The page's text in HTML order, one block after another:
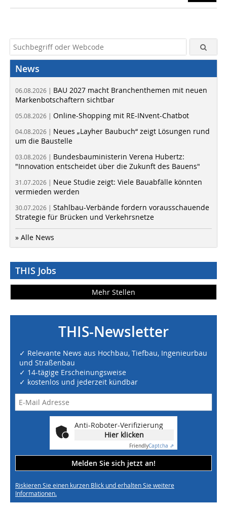
News
06.08.2026 | BAU 2027 macht Branchenthemen mit neuen
Markenbotschaftern sichtbar
05.08.2026 | Online-Shopping mit RE-INvent-Chatbot
04.08.2026 | Neues „Layher Baubuch“ zeigt Lösungen rund
um die Baustelle
03.08.2026 | Bundesbauministerin Verena Hubertz:
"Innovation entscheidet über die Zukunft des Bauens"
31.07.2026 | Neue Studie zeigt: Viele Bauabfälle könnten
vermieden werden
30.07.2026 | Stahlbau-Verbände fordern vorausschauende
Strategie für Brücken und Verkehrsnetze
» Alle News
THIS Jobs
Mehr Stellen
THIS-Newsletter
✓ Relevante News aus Hochbau, Tiefbau, Ingenieurbau
und Straßenbau
✓ 14-tägige Erscheinungsweise
✓ kostenlos und jederzeit kündbar
Anti-Roboter-Verifizierung
Hier klicken
FriendlyCaptcha ⇗
Melden Sie sich jetzt an!
Riskieren Sie einen kurzen Blick und erhalten Sie weitere
Informationen.